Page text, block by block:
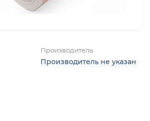
Производитель
Производитель не указан